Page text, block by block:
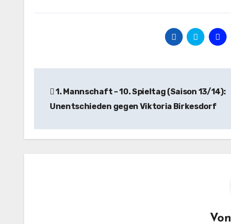
1. Mannschaft – 10. Spieltag (Saison 13/14):
Unentschieden gegen Viktoria Birkesdorf
Von